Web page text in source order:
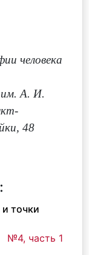
человека
им. А. И.
48
точки
№4, часть 1